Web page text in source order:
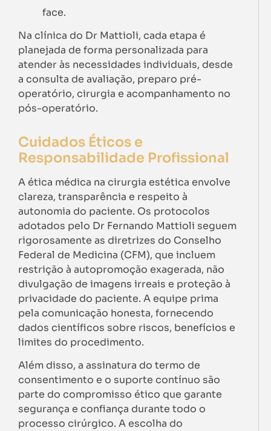
face.
Na clínica do Dr Mattioli, cada etapa é
planejada de forma personalizada para
atender às necessidades individuais, desde
a consulta de avaliação, preparo pré-
operatório, cirurgia e acompanhamento no
pós-operatório.
Cuidados Éticos e
Responsabilidade Profissional
A ética médica na cirurgia estética envolve
clareza, transparência e respeito à
autonomia do paciente. Os protocolos
adotados pelo Dr Fernando Mattioli seguem
rigorosamente as diretrizes do Conselho
Federal de Medicina (CFM), que incluem
restrição à autopromoção exagerada, não
divulgação de imagens irreais e proteção à
privacidade do paciente. A equipe prima
pela comunicação honesta, fornecendo
dados científicos sobre riscos, benefícios e
limites do procedimento.
Além disso, a assinatura do termo de
consentimento e o suporte contínuo são
parte do compromisso ético que garante
segurança e confiança durante todo o
processo cirúrgico. A escolha do